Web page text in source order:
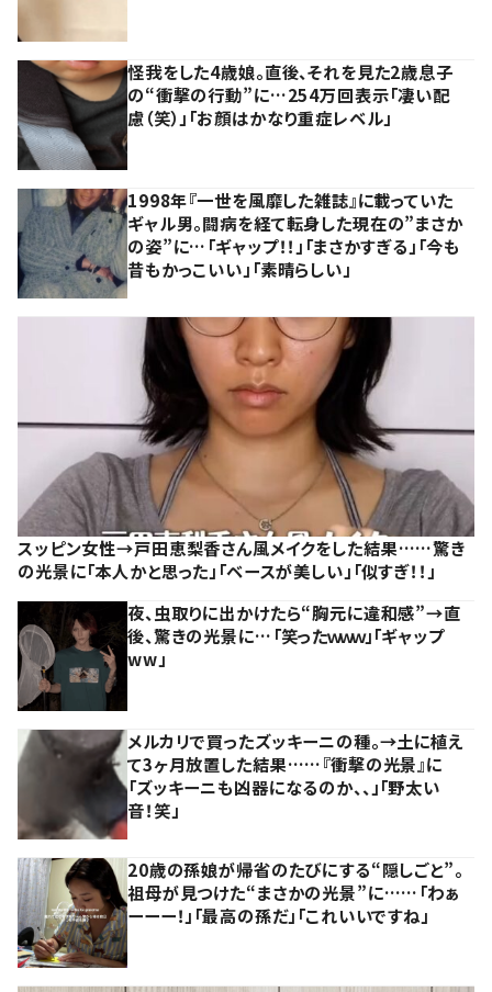
怪我をした4歳娘。直後、それを見た2歳息子
の“衝撃の行動”に…254万回表示「凄い配
慮（笑）」「お顔はかなり重症レベル」
1998年『一世を風靡した雑誌』に載っていた
ギャル男。闘病を経て転身した現在の”まさか
の姿”に…「ギャップ！！」「まさかすぎる」「今も
昔もかっこいい」「素晴らしい」
スッピン女性→戸田恵梨香さん風メイクをした結果……驚き
の光景に「本人かと思った」「ベースが美しい」「似すぎ！！」
夜、虫取りに出かけたら“胸元に違和感”→直
後、驚きの光景に…「笑ったｗｗｗ」「ギャップ
ww」
メルカリで買ったズッキーニの種。→土に植え
て3ヶ月放置した結果……『衝撃の光景』に
「ズッキーニも凶器になるのか、、」「野太い
音！笑」
20歳の孫娘が帰省のたびにする“隠しごと”。
祖母が見つけた“まさかの光景”に……「わぁ
ーーー！」「最高の孫だ」「これいいですね」